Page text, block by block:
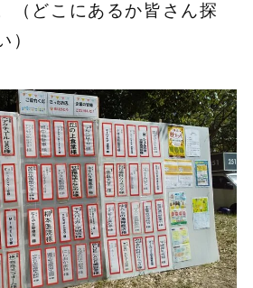
（どこにあるか皆さん探
）